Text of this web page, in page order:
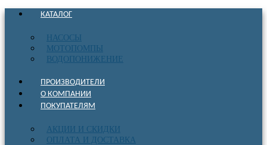
КАТАЛОГ
НАСОСЫ
МОТОПОМПЫ
ВОДОПОНИЖЕНИЕ
ПРОИЗВОДИТЕЛИ
О КОМПАНИИ
ПОКУПАТЕЛЯМ
АКЦИИ И СКИДКИ
ОПЛАТА И ДОСТАВКА